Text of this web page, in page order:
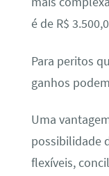
é de R$
Para peritos
ganhos
Uma
possibilidade
flexíveis,